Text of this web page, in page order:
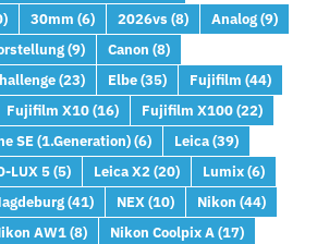
30mm (6) 2026vs (8) Analog(9)
(9) Canon (8)
(23) Elbe(35) Fujifilm (44)
Fujifilm X10(16) Fujifilm X100(22)
SE (1.Generation)(6) Leica(39)
LUX 5(5) Leica X2(20) Lumix(6)
(41) NEX(10) Nikon (44)
AW1(8) Nikon Coolpix A(17)